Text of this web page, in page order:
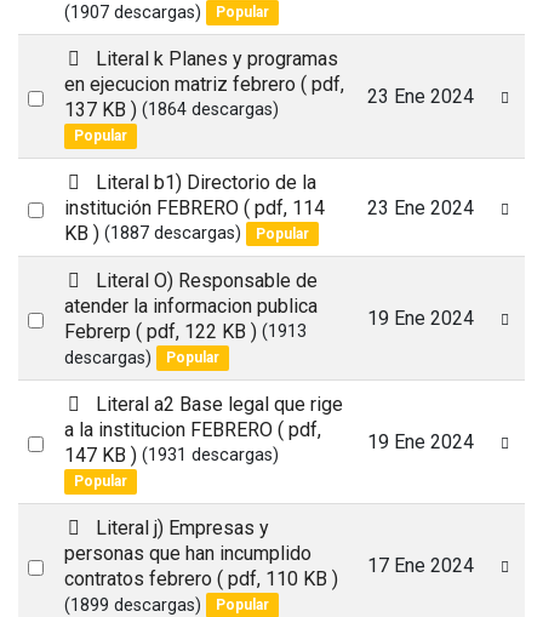
item
(1907 descargas) Popular
Select
item
p
d
f
Literal k Planes y programas
en ejecucion matriz febrero ( pdf,
137 KB ) (1864 descargas)
Popular
23 Ene 2024
Select
p
d
f
Literal b1) Directorio de la
institución FEBRERO ( pdf, 114
KB ) (1887 descargas) Popular
23 Ene 2024
Select
item
p
d
f
Literal O) Responsable de
atender la informacion publica
Febrerp ( pdf, 122 KB ) (1913
descargas)
Popular
19 Ene 2024
Select
item
p
d
f
Literal a2 Base legal que rige
a la institucion FEBRERO ( pdf,
147 KB ) (1931 descargas)
Popular
19 Ene 2024
Select
p
d
f
Literal j) Empresas y
personas que han incumplido
contratos febrero ( pdf, 110 KB )
(1899 descargas) Popular
17 Ene 2024